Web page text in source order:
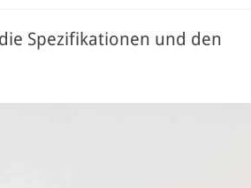
Spezifikationen und den